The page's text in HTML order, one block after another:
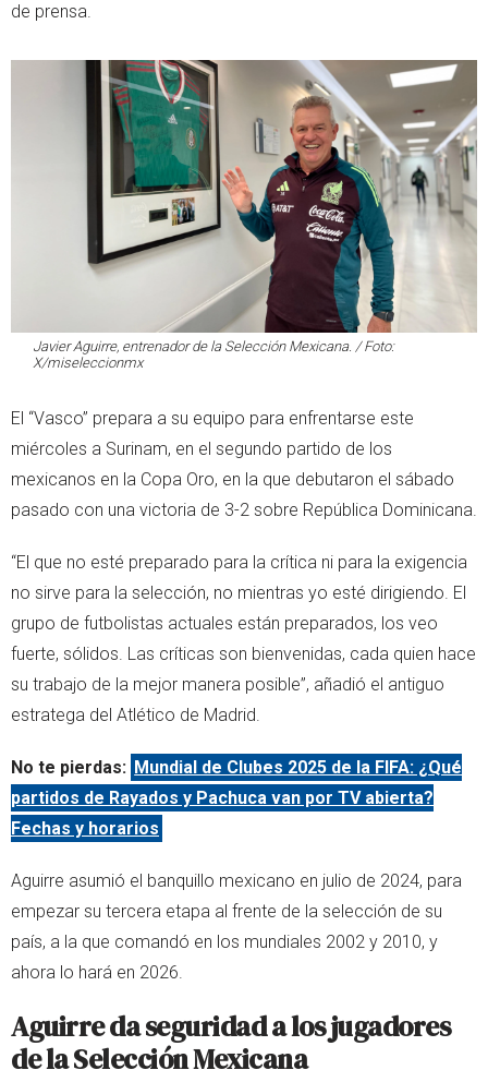
de prensa.
Javier Aguirre, entrenador de la Selección Mexicana. / Foto:
X/miseleccionmx
El “Vasco” prepara a su equipo para enfrentarse este
miércoles a Surinam, en el segundo partido de los
mexicanos en la Copa Oro, en la que debutaron el sábado
pasado con una victoria de 3-2 sobre República Dominicana.
“El que no esté preparado para la crítica ni para la exigencia
no sirve para la selección, no mientras yo esté dirigiendo. El
grupo de futbolistas actuales están preparados, los veo
fuerte, sólidos. Las críticas son bienvenidas, cada quien hace
su trabajo de la mejor manera posible”, añadió el antiguo
estratega del Atlético de Madrid.
No te pierdas: Mundial de Clubes 2025 de la FIFA: ¿Qué
partidos de Rayados y Pachuca van por TV abierta?
Fechas y horarios
Aguirre asumió el banquillo mexicano en julio de 2024, para
empezar su tercera etapa al frente de la selección de su
país, a la que comandó en los mundiales 2002 y 2010, y
ahora lo hará en 2026.
Aguirre da seguridad a los jugadores
de la Selección Mexicana